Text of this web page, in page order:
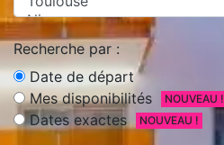
Recherche par :
Date de départ
Mes disponibilités
NOUVEAU !
Dates exactes NOUVEAU !